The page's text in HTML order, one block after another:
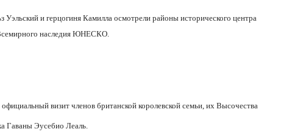
и герцогиня Камилла осмотрели районы исторического центра
наследия ЮНЕСКО.
визит членов британской королевской семьи, их Высочества
Гаваны Эусебио Леаль.